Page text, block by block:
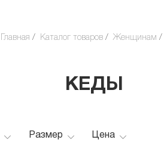
Главная Каталог товаров Женщинам
КЕДЫ
Размер Цена